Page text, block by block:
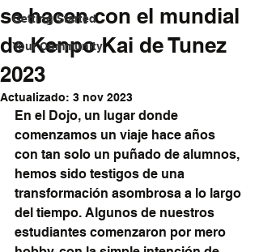
Getting Started
Your Community
se hacen con el mundial
de Kenpo Kai de Tunez
2023
Actualizado: 3 nov 2023
En el Dojo, un lugar donde
comenzamos un viaje hace años
con tan solo un puñado de alumnos,
hemos sido testigos de una
transformación asombrosa a lo largo
del tiempo. Algunos de nuestros
estudiantes comenzaron por mero